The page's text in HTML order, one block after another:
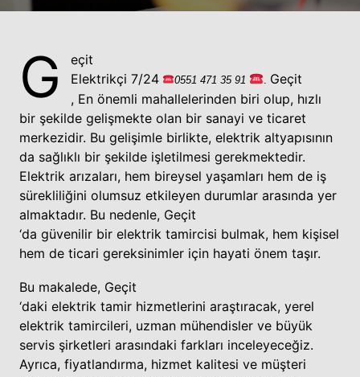
G
eçit
Elektrikçi 7/24
0551 471 35 91
Geçit
, En önemli mahallelerinden biri olup, hızlı
bir şekilde gelişmekte olan bir sanayi ve ticaret
merkezidir. Bu gelişimle birlikte, elektrik altyapısının
da sağlıklı bir şekilde işletilmesi gerekmektedir.
Elektrik arızaları, hem bireysel yaşamları hem de iş
sürekliliğini olumsuz etkileyen durumlar arasında yer
almaktadır. Bu nedenle, Geçit
‘da güvenilir bir elektrik tamircisi bulmak, hem kişisel
hem de ticari gereksinimler için hayati önem taşır.
Bu makalede, Geçit
‘daki elektrik tamir hizmetlerini araştıracak, yerel
elektrik tamircileri, uzman mühendisler ve büyük
servis şirketleri arasındaki farkları inceleyeceğiz.
Ayrıca, fiyatlandırma, hizmet kalitesi ve müşteri